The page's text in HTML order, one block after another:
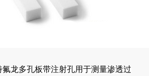
龙多孔板带注射孔用于测量渗透过